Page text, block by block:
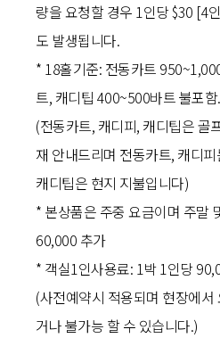
량을 요청할 경우 1인당 $30 [4
도 발생됩니다.
* 18홀기준: 전동카트
트, 캐디팁 400~500바트 불포함.
(전동카트, 캐디피, 캐디팁은 골
재 안내드리며 전동카트, 캐디
캐디팁은 현지 지불입니다)
* 본상품은 주중 요금이며 주말
60,000 추가
* 객실1인사용료: 1박 1인당
(사전예약시 적용되며 현장에
거나 불가능 할 수 있습니다.)